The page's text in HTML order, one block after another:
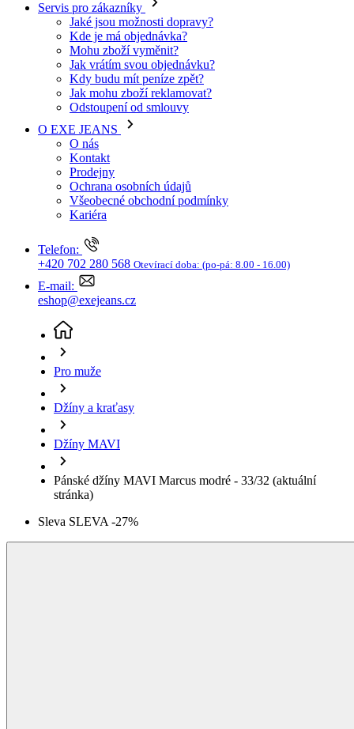
Servis pro zákazníky
Jaké jsou možnosti dopravy?
Kde je má objednávka?
Mohu zboží vyměnit?
Jak vrátím svou objednávku?
Kdy budu mít peníze zpět?
Jak mohu zboží reklamovat?
Odstoupení od smlouvy
O EXE JEANS
O nás
Kontakt
Prodejny
Ochrana osobních údajů
Všeobecné obchodní podmínky
Kariéra
Telefon:
+420 702 280 568 Otevírací doba: (po-pá: 8.00 - 16.00)
E-mail:
eshop@exejeans.cz
Pro muže
Džíny a kraťasy
Džíny MAVI
Pánské džíny MAVI Marcus modré - 33/32 (aktuální
stránka)
Sleva SLEVA -27%